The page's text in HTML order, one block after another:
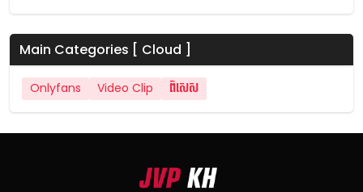
Main Categories [ Cloud ]
Onlyfans Video Clip ពិសេស